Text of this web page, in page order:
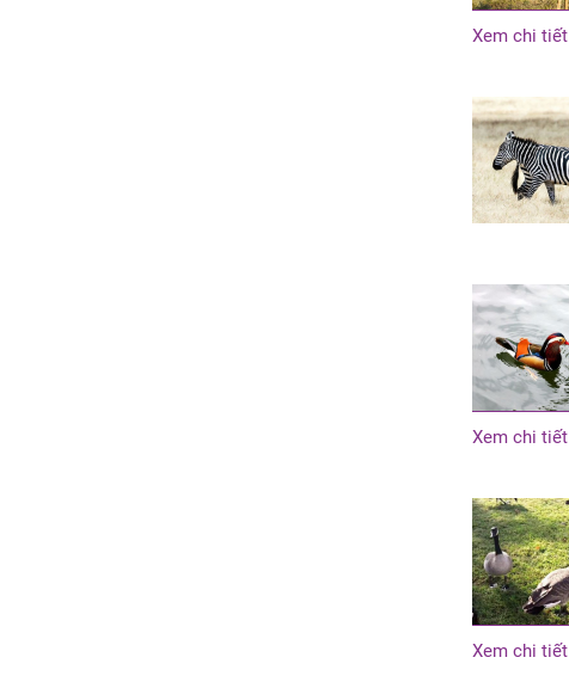
Xem chi tiết
Xem chi tiết
Xem chi tiết